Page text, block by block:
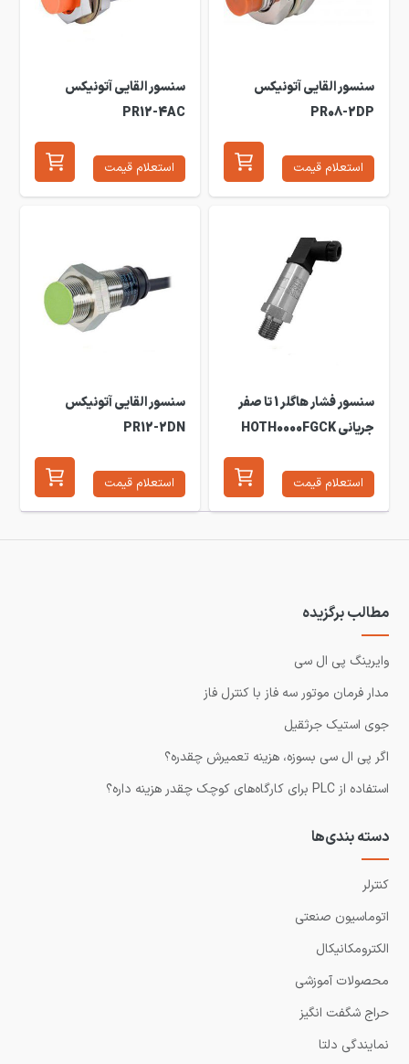
سنسور القایی آتونیکس
PR08-2DP
استعلام قیمت
سنسور القایی آتونیکس
PR12-4AC
استعلام قیمت
سنسور فشار هاگلر 1 تا صفر
جریانی HOTH0000FGCK
استعلام قیمت
سنسور القایی آتونیکس
PR12-2DN
استعلام قیمت
مطالب برگزیده
وایرینگ پی ال سی
مدار فرمان موتور سه فاز با کنترل فاز
جوی استیک جرثقیل
اگر پی ال سی بسوزه، هزینه تعمیرش چقدره؟
استفاده از PLC برای کارگاه‌های کوچک چقدر هزینه داره؟
دسته بندی‌ها
کنترلر
اتوماسیون صنعتی
الکترومکانیکال
محصولات آموزشی
حراج شگفت انگیز
نمایندگی دلتا